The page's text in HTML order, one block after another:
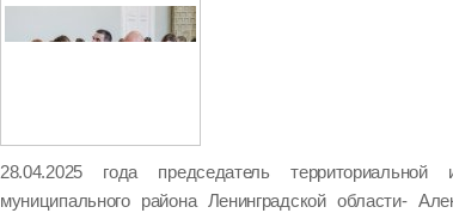
28.04.2025 года председатель территориальной
муниципального района Ленинградской области-